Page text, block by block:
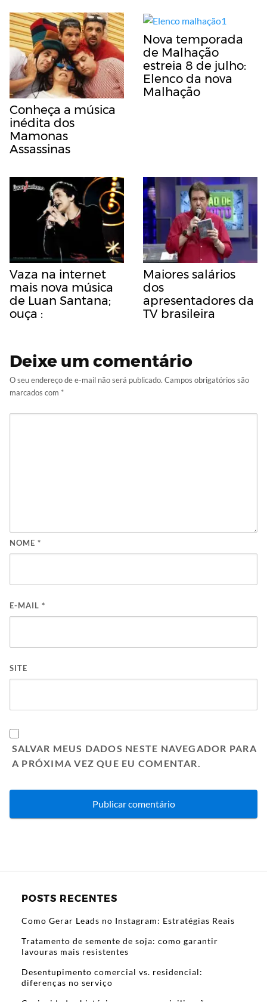
Conheça a música
inédita dos
Mamonas
Assassinas
Nova temporada
de Malhação
estreia 8 de julho:
Elenco da nova
Malhação
Vaza na internet
mais nova música
de Luan Santana;
ouça :
Maiores salários
dos
apresentadores da
TV brasileira
Deixe um comentário
O seu endereço de e-mail não será publicado. Campos obrigatórios são
marcados com *
NOME *
E-MAIL *
SITE
SALVAR MEUS DADOS NESTE NAVEGADOR PARA
A PRÓXIMA VEZ QUE EU COMENTAR.
POSTS RECENTES
Como Gerar Leads no Instagram: Estratégias Reais
Tratamento de semente de soja: como garantir
lavouras mais resistentes
Desentupimento comercial vs. residencial:
diferenças no serviço